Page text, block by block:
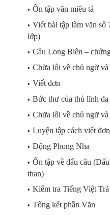
Ôn tập văn miêu tả
Viết bài tập làm văn số
lớp)
Cầu Long Biên –
Chữa lỗi về chủ ngữ
Viết đơn
Bức thư của thủ lĩnh da
Chữa lỗi về chủ ngữ
Luyện tập cách viết
Động Phong Nha
Ôn tập về dấu câu
than)
Kiểm tra Tiếng Việt
Tổng kết phần Văn